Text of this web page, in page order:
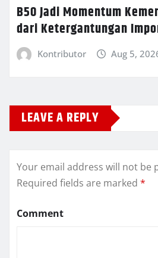
B50 Jadi Momentum
dari Ketergantungan
Kontributor Aug 5,
LEAVE A REPLY
Your email address will not be
Required fields are marked *
Comment